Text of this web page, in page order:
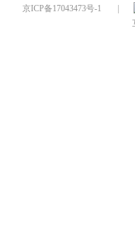
京ICP备17043473号-1